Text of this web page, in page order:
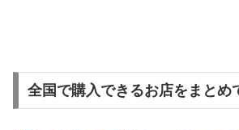
全国で購入できるお店をまとめ